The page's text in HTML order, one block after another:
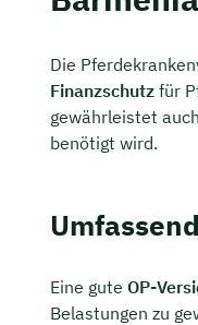
Die
Finanzschutz für
gewährleistet
benötigt wird.
Eine gute OP-
Belastungen zu